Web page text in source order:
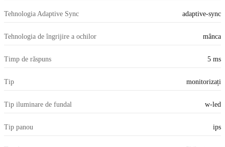
Tehnologia Adaptive Sync adaptive-sync
Tehnologia de îngrijire a ochilor mânca
Timp de răspuns 5 ms
Tip monitorizați
Tip iluminare de fundal w-led
Tip panou ips